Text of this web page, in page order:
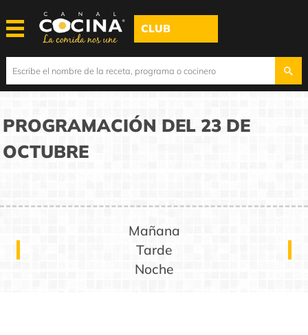
CLUB
PROGRAMACIÓN DEL 23 DE
OCTUBRE
Mañana
Tarde
Noche